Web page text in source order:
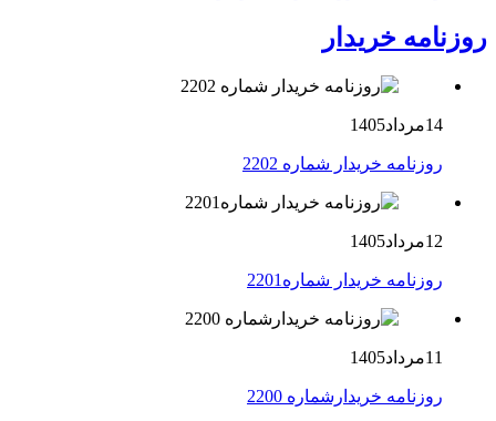
روزنامه خریدار
14مرداد1405
روزنامه خریدار شماره 2202
12مرداد1405
روزنامه خریدار شماره2201
11مرداد1405
روزنامه خریدارشماره 2200